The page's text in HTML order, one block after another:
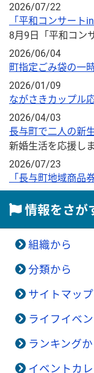
2026/07/22
「平和コンサート
8月9日「平和コン
2026/06/04
町指定ごみ袋の一
2026/01/09
ながさきカップル
2026/04/03
長与町で二人の新
新婚生活を応援し
2026/07/23
「長与町地域商品
情報をさが
組織から
分類から
サイトマッ
ライフイベ
ランキングか
イベントカ